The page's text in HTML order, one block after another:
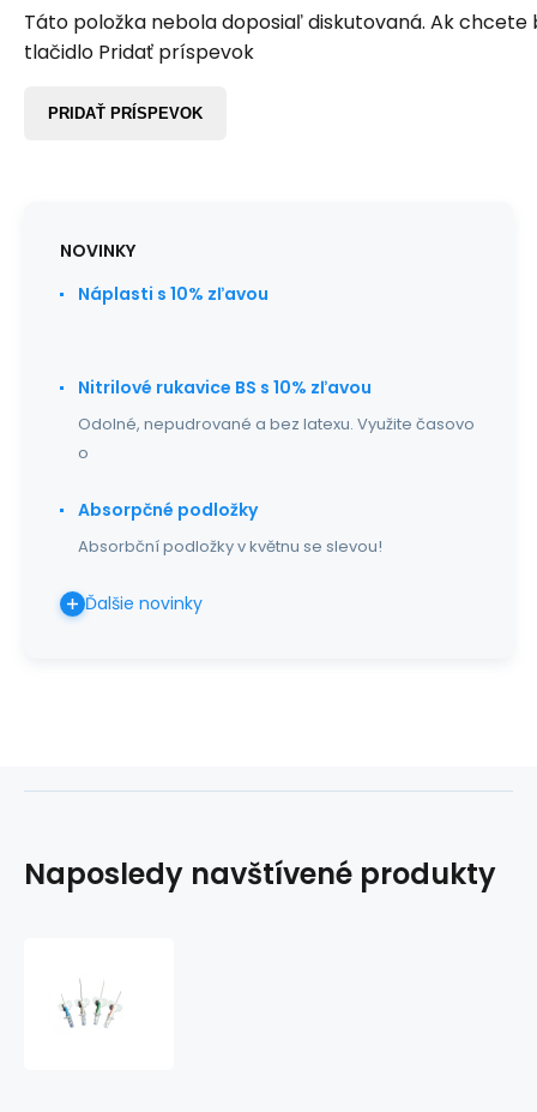
Táto položka nebola doposiaľ diskutovaná. Ak chcete
tlačidlo Pridať príspevok
PRIDAŤ PRÍSPEVOK
NOVINKY
Náplasti s 10% zľavou
Nitrilové rukavice BS s 10% zľavou
Odolné, nepudrované a bez latexu. Využite časovo
o
Absorpčné podložky
Absorbční podložky v květnu se slevou!
Ďalšie novinky
Naposledy navštívené produkty